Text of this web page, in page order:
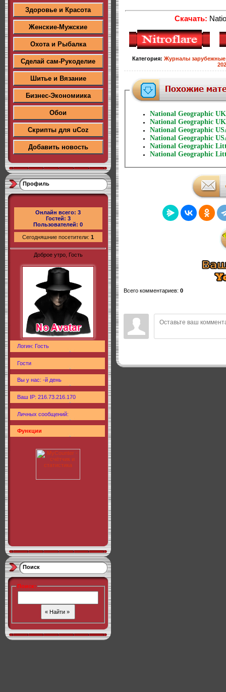
Здоровье и Красота
Женские-Мужские
Охота и Рыбалка
Сделай сам-Рукоделие
Шитье и Вязание
Бизнес-Экономиика
Обои
Скрипты для uCoz
Добавить новость
Профиль
Онлайн всего: 3
Гостей: 3
Пользователей: 0
Сегодняшние посетители: 1
Доброе утро, Гость
Логин: Гость
Гости
Вы у нас: -й день
Ваш IP: 216.73.216.170
Личных сообщений:
Функции
Поиск
Поиск:
Скачать:
Категория: Журналы зарубежные
National Geographic
National Geographic
National Geographic
National Geographic
National Geographic
National Geographic
Всего комментариев: 0